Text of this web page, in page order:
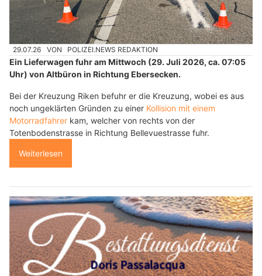
29.07.26 VON POLIZEI.NEWS REDAKTION
Ein Lieferwagen fuhr am Mittwoch (29. Juli 2026, ca. 07:05
Uhr) von Altbüron in Richtung Ebersecken.
Bei der Kreuzung Riken befuhr er die Kreuzung, wobei es aus
noch ungeklärten Gründen zu einer Kollision mit einem
Motorradfahrer kam, welcher von rechts von der
Totenbodenstrasse in Richtung Bellevuestrasse fuhr.
Weiterlesen